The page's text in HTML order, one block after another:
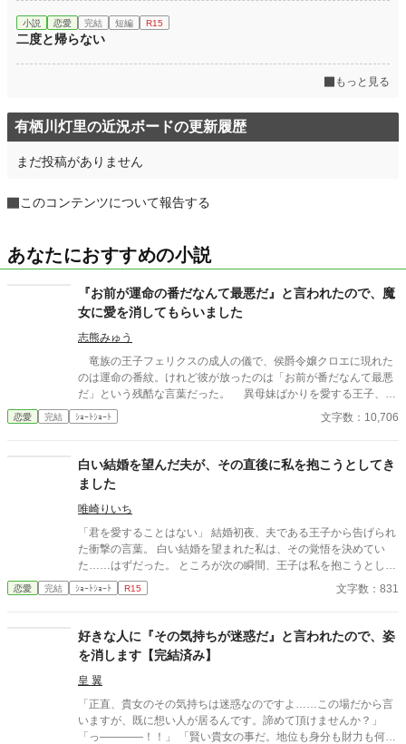
小説 恋愛 完結 短編 R15
二度と帰らない
もっと見る
有栖川灯里の近況ボードの更新履歴
まだ投稿がありません
このコンテンツについて報告する
あなたにおすすめの小説
『お前が運命の番だなんて最悪だ』と言われたので、魔
女に愛を消してもらいました
志熊みゅう
竜族の王子フェリクスの成人の儀で、侯爵令嬢クロエに現れた
のは運命の番紋。けれど彼が放ったのは「お前が番だなんて最悪
だ」という残酷な言葉だった。 異母妹ばかりを愛する王子、家
族に疎まれる日々に耐えきれなくなったクロエは、半地下に住む
魔女へ願う。「この愛を消してください」と。 恋も嫉妬も失
から使者が現れる。異母妹の魅了が暴かれ、王子は今さら真実の
愛を誓うが、クロエの心にはもう何も響かない。愛されなかった
令嬢と、愛を取り戻したい竜王子。番たちの行く末は――。
恋愛 完結 ｼｮｰﾄｼｮｰﾄ 文字数：10,706
白い結婚を望んだ夫が、その直後に私を抱こうとしてき
ました
唯崎りいち
「君を愛することはない」 結婚初夜、夫である王子から告げられ
た衝撃の言葉。 白い結婚を望まれた私は、その覚悟を決めてい
た……はずだった。 ところが次の瞬間、王子は私を抱こうとして
くる。 「待ってください！ あなた、私を愛さないと言いました
よね？」 愛するつもりはないのに、なぜ身体の関係だけ求めるの
ると、僕の心臓が止まるかもしれないんだ」 ……それ、絶対に我
慢しなきゃいけないやつでは！？ 愛されない花嫁になるはずが、
なぜか命がけで溺愛されることになりました。 転生者令嬢と、恋
心をこじらせた王子の勘違いラブコメディ。
恋愛 完結 ｼｮｰﾄｼｮｰﾄ R15 文字数：831
好きな人に『その気持ちが迷惑だ』と言われたので、姿
を消します【完結済み】
皇 翼
「正直、貴女のその気持ちは迷惑なのですよ……この場だから言
いますが、既に想い人が居るんです。諦めて頂けませんか？」
「っ――――！！」 「賢い貴女の事だ。地位も身分も財力も何も